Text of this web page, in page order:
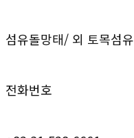
섬유돌망태/ 외 토목섬유
전화번호